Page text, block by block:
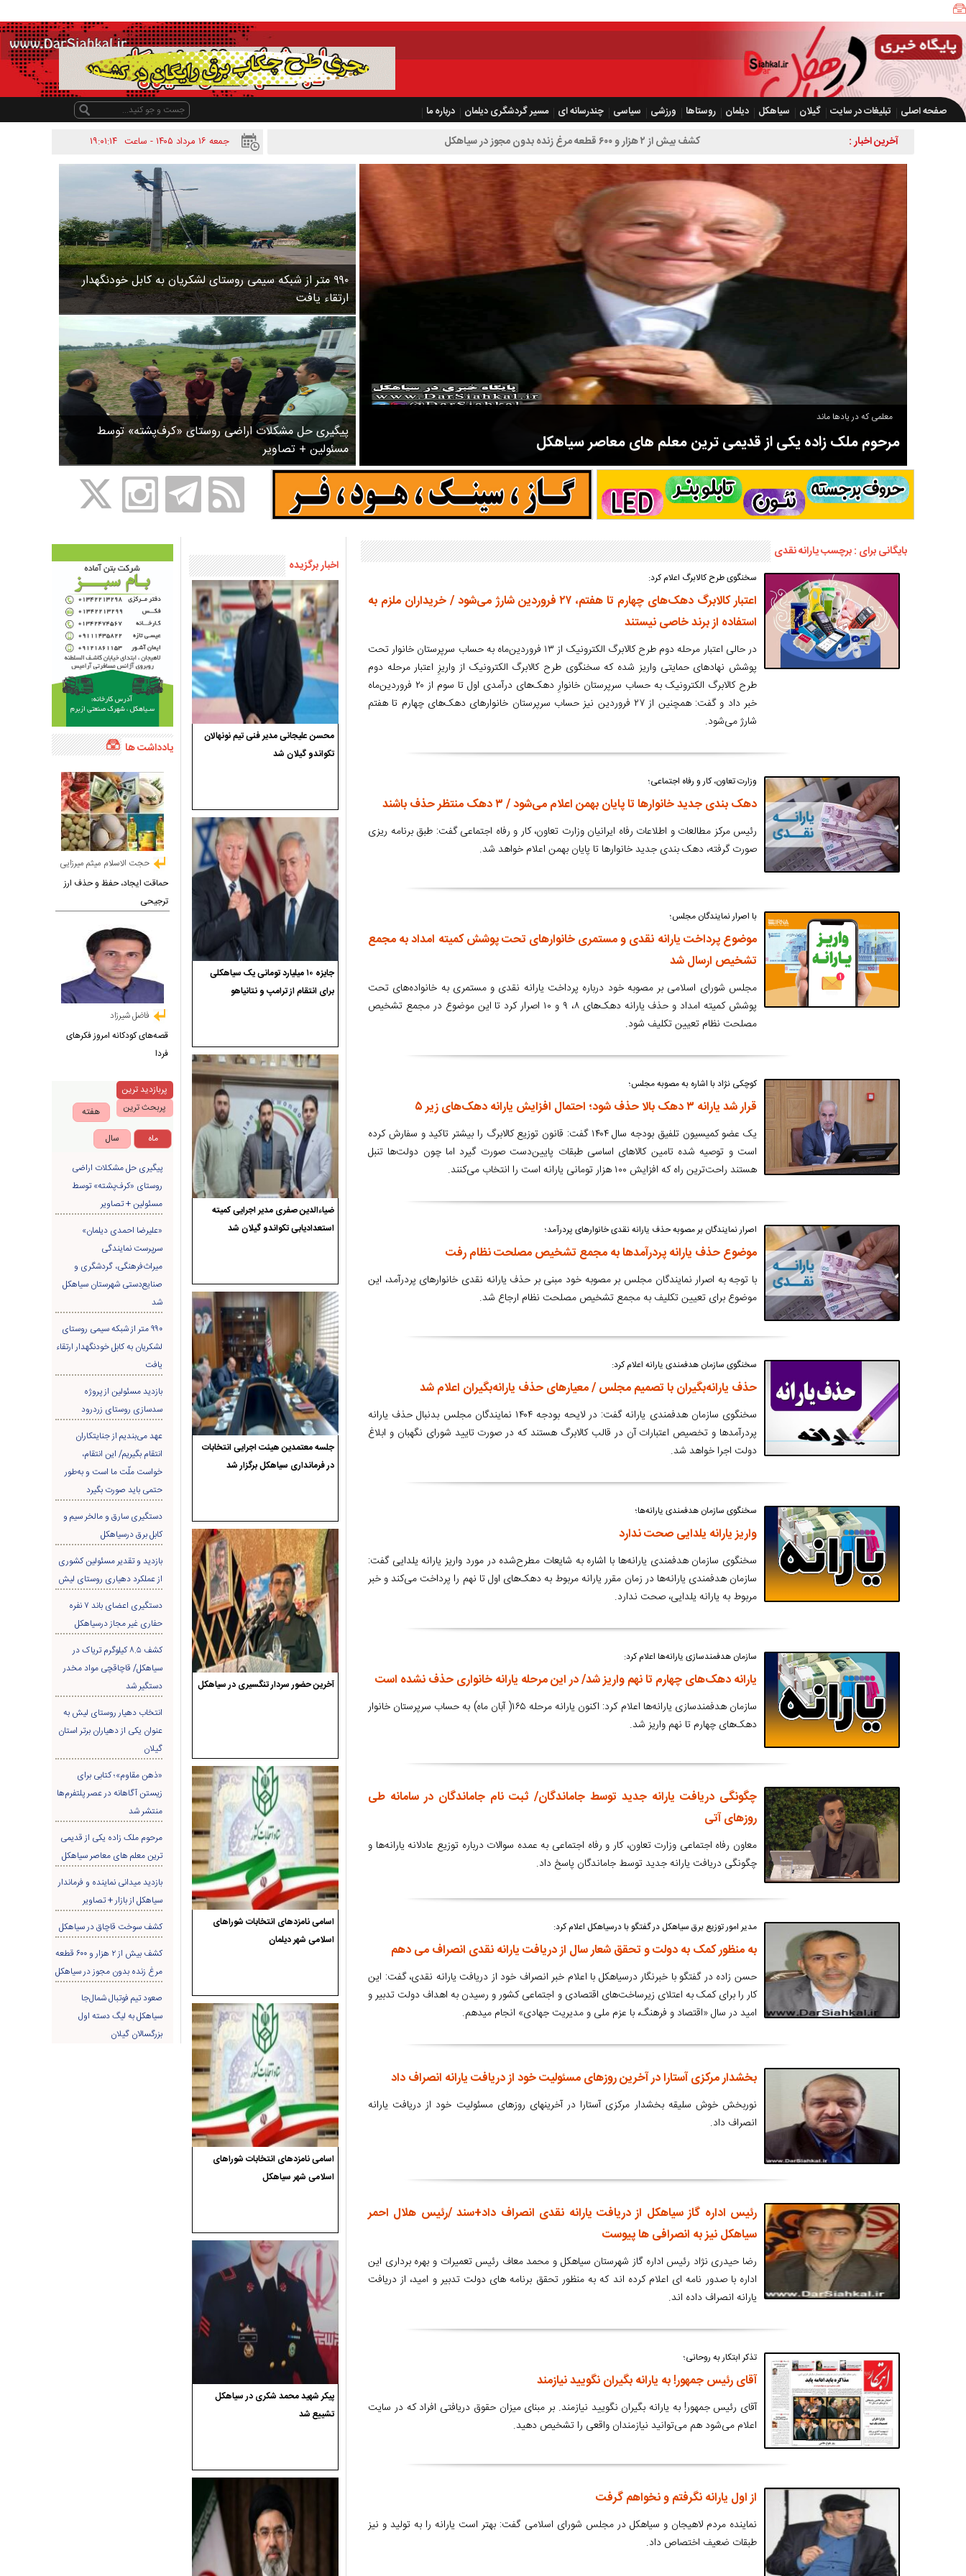
صفحه اصلی تبلیغات در سایت گیلان سیاهکل دیلمان روستاها ورزشی سیاسی چندرسانه ای مسیر گردشگری دیلمان
درباره ما
جمعه ۱۶ مرداد ۱۴۰۵ - ساعت
۱۹:۰۱:۱۴ آخرین اخبار :
۹۹۰ متر از شبکه سیمی روستای لشکریان به کابل خودنگهدار
ارتقاء یافت
پیگیری حل مشکلات اراضی روستای «کرف‌پشته» توسط
مسئولین + تصاویر
معلمی که در یادها ماند
مرحوم ملک زاده یکی از قدیمی ترین معلم های معاصر سیاهکل
مرحوم ملک زاده از سال ۱۳۲۷ شروع به تدریس در مدارس سیاهکل کرد و در ۳۱ سال خدمت خود، علاوه بر تدریس در کلاس اول، معلم نهضت
سوادآموزی و عضو موسس مدرسه اورنگ سیاهکل نیز بود و در سال ۱۳۵۸ بازنشست شد.
بایگانی برای : برچسب یارانه نقدی
سخنگوی طرح کالابرگ اعلام کرد:
اعتبار کالابرگ دهک‌های چهارم تا هفتم، ۲۷ فروردین شارژ می‌شود / خریداران ملزم به
استفاده از برند خاصی نیستند
در حالی اعتبار مرحله دوم طرح کالابرگ الکترونیک از ۱۳ فروردین‌ماه به حساب سرپرستان خانوار تحت
پوشش نهادهای حمایتی واریز شده که سخنگوی طرح کالابرگ الکترونیک از واریزِ اعتبار مرحله دوم
طرح کالابرگ الکترونیک به حساب سرپرستان خانوارِ دهک‌های درآمدی اول تا سوم از ۲۰ فروردین‌ماه
خبر داد و گفت: همچنین از ۲۷ فروردین‌ نیز حساب سرپرستان‌ خانوارهای دهک‌های چهارم تا هفتم
شارژ می‌شود.
وزارت تعاون، کار و رفاه اجتماعی؛
دهک بندی جدید خانوارها تا پایان بهمن اعلام می‌شود / ۳ دهک منتظر حذف باشند
رئیس مرکز مطالعات و اطلاعات رفاه ایرانیان وزارت تعاون، کار و رفاه اجتماعی گفت: طبق برنامه ریزی
صورت گرفته، دهک بندی جدید خانوارها تا پایان بهمن اعلام خواهد شد.
با اصرار نمایندگان مجلس؛
موضوع پرداخت یارانه نقدی و مستمری خانوارهای تحت پوشش کمیته امداد به مجمع
تشخیص ارسال شد
مجلس شورای اسلامی بر مصوبه خود درباره پرداخت یارانه نقدی و مستمری به خانواده‌های تحت
پوشش کمیته امداد و حذف یارانه دهک‌های ۸، ۹ و ۱۰ اصرار کرد تا این موضوع در مجمع تشخیص
مصلحت نظام تعیین تکلیف شود.
کوچکی نژاد با اشاره به مصوبه مجلس؛
قرار شد یارانه ۳ دهک بالا حذف شود؛ احتمال افزایش یارانه دهک‌های زیر ۵
یک عضو کمیسیون تلفیق بودجه سال ۱۴۰۴ گفت: قانون توزیع کالابرگ را بیشتر تاکید و سفارش کرده
است و توصیه شده تامین کالاهای اساسی طبقات پایین‌دست صورت گیرد اما چون دولت‌ها تنبل
هستند راحت‌ترین راه که افزایش ۱۰۰ هزار تومانی یارانه است را انتخاب می‌کنند.
اصرار نمایندگان بر مصوبه حذف یارانه نقدی خانوارهای پردرآمد؛
موضوع حذف یارانه پردرآمدها به مجمع تشخیص مصلحت نظام رفت
با توجه به اصرار نمایندگان مجلس بر مصوبه خود مبنی بر حذف یارانه نقدی خانوارهای پردرآمد، این
موضوع برای تعیین تکلیف به مجمع تشخیص مصلحت نظام ارجاع شد.
سخنگوی سازمان هدفمندی یارانه اعلام کرد:
حذف یارانه‌بگیران با تصمیم مجلس / معیارهای حذف یارانه‌بگیران اعلام شد
سخنگوی سازمان هدفمندی یارانه گفت: در لایحه بودجه ۱۴۰۴ نمایندگان مجلس بدنبال حذف یارانه
پردرآمدها و تخصیص اعتبارات آن در قالب کالابرگ هستند که در صورت تایید شورای نگهبان و ابلاغ
دولت اجرا خواهد شد.
سخنگوی سازمان هدفمندی یارانه‌ها؛
واریز یارانه یلدایی صحت ندارد
سخنگوی سازمان هدفمندی یارانه‌ها با اشاره به شایعات مطرح‌شده در مورد واریز یارانه یلدایی گفت:
سازمان هدفمندی یارانه‌ها در زمان مقرر یارانه مربوط به دهک‌های اول تا نهم را پرداخت می‌کند و خبر
مربوط به یارانه یلدایی، صحت ندارد.
سازمان هدفمندسازی یارانه‌ها اعلام کرد:
یارانه دهک‌های چهارم تا نهم واریز شد/ در این مرحله یارانه خانواری حذف نشده است
سازمان هدفمندسازی یارانه‌ها اعلام کرد: اکنون یارانه مرحله ۱۶۵( آبان ماه) به حساب سرپرستان خانوار
دهک‌های چهارم تا نهم واریز شد.
چگونگی دریافت یارانه جدید توسط جاماندگان/ ثبت نام جاماندگان در سامانه طی
روزهای آتی
معاون رفاه اجتماعی وزارت تعاون، کار و رفاه اجتماعی به عمده سوالات درباره توزیع عادلانه یارانه‌ها و
چگونگی دریافت یارانه جدید توسط جاماندگان پاسخ داد.
مدیر امور توزیع برق سیاهکل در گفتگو با درسیاهکل اعلام کرد:
به منظور کمک به دولت و تحقق شعار سال از دریافت یارانه نقدی انصراف می دهم
حسن زاده در گفتگو با خبرنگار درسیاهکل با اعلام خبر انصراف خود از دریافت یارانه‌ نقدی، گفت: این
کار را برای کمک به اعتلای زیرساخت‌های اقتصادی و اجتماعی کشور و رسیدن به اهداف دولت تدبیر و
امید در سال «اقتصاد و فرهنگ، با عزم ملی و مدیریت جهادی» انجام میدهم.
بخشدار مرکزی آستارا در آخرین روزهای مسئولیت خود از دریافت یارانه انصراف داد
نوربخش خوش سلیقه بخشدار مرکزی آستارا در آخرینهای روزهای مسئولیت خود از دریافت یارانه
انصراف داد.
رئیس اداره گاز سیاهکل از دریافت یارانه نقدی انصراف داد+سند /رئیس هلال احمر
سیاهکل نیز به انصرافی ها پیوست
رضا حیدری نژاد رئیس اداره گاز شهرستان سیاهکل و محمد معاف رئیس تعمیرات و بهره برداری این
اداره با صدور نامه ای اعلام کرده اند که به منظور تحقق برنامه های دولت تدبیر و امید، از دریافت
یارانه انصراف داده اند.
تذکر ابتکار به روحانی؛
آقای رئیس جمهور! به یارانه بگیران نگویید نیازمند
آقای رئیس جمهور! به یارانه بگیران نگویید نیازمند. بر مبنای میزان حقوق دریافتی افراد که در سایت
اعلام می‌شود هم می‌توانید نیازمندان واقعی را تشخیص دهید.
از اول یارانه نگرفتم و نخواهم گرفت
نماینده مردم لاهیجان و سیاهکل در مجلس شورای اسلامی گفت: بهتر است یارانه را به تولید و نیز
طبقات ضعیف اختصاص داد.
اخبار برگزیده
محسن علیجانی مدیر فنی تیم نونهالان
تکواندو گیلان شد
جایزه ۱۰ میلیارد تومانی یک سیاهکلی
برای انتقام از ترامپ و نتانیاهو
ضیاءالدین صفری مدیر اجرایی کمیته
استعدادیابی تکواندو گیلان شد
جلسه معتمدین هیئت اجرایی انتخابات
در فرمانداری سیاهکل برگزار شد
آخرین حضور سردار تنگسیری در سیاهکل
اسامی نامزدهای انتخابات شوراهای
اسلامی شهر دیلمان
اسامی نامزدهای انتخابات شوراهای
اسلامی شهر سیاهکل
پیکر شهید محمد شکری در سیاهکل
تشییع شد
یادداشت ها
حجت الاسلام میثم میرزایی
حماقت ایجاد، حفظ و حذف ارز
ترجیحی
فاضل شیرزاد
قصه‌های کودکانه امروز فکرهای
فردا
پربازدید ترین
پربحث ترین
هفته
ماه
سال
پیگیری حل مشکلات اراضی
روستای «کرف‌پشته» توسط
مسئولین + تصاویر
«علیرضا احمدی دیلمان»
سرپرست نمایندگی
میراث‌فرهنگی، گردشگری و
صنایع‌دستی شهرستان سیاهکل
شد
۹۹۰ متر از شبکه سیمی روستای
لشکریان به کابل خودنگهدار ارتقاء
یافت
بازدید مسئولین از پروژه
سدسازی روستای زردرود
عهد می‌بندیم از جنایتکاران
انتقام بگیریم/ این انتقام،
خواست ملّت ما است و به‌طور
حتمی باید صورت بگیرد
دستگیری سارق و مالخر سیم و
کابل برق درسیاهکل
بازدید و تقدیر مسئولین کشوری
از عملکرد دهیاری روستای لیش
دستگیری اعضای باند ۷ نفره
حفاری غير مجاز درسیاهکل
کشف ۸.۵ کیلوگرم تریاک در
سیاهکل/ قاچاقچی مواد مخدر
دستگیر شد
انتخاب دهیار روستای لیش به
عنوان یکی از دهیاران برتر استان
گیلان
«ذهن مقاوم»؛ کتابی برای
زیستن آگاهانه در عصر پلتفرم‌ها
منتشر شد
مرحوم ملک زاده یکی از قدیمی
ترین معلم های معاصر سیاهکل
بازدید میدانی نماینده و فرماندار
سیاهکل از بازار + تصاویر
کشف سوخت قاچاق در سياهکل
کشف بیش از ۲ هزار و ۶۰۰ قطعه
مرغ زنده بدون مجوز در سیاهکل
صعود تیم فوتبال شمال‌جا‌
سیاهکل به لیگ دسته اول
بزرگسالان گیلان